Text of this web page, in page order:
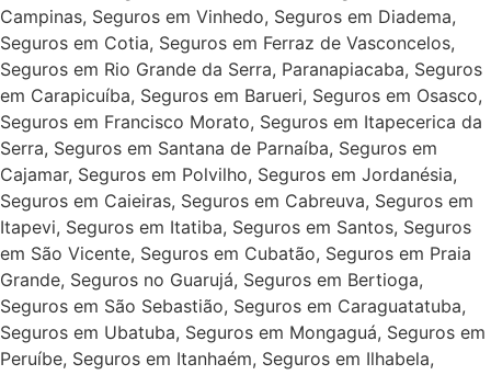
Campinas, Seguros em Vinhedo, Seguros em Diadema,
Seguros em Cotia, Seguros em Ferraz de Vasconcelos,
Seguros em Rio Grande da Serra, Paranapiacaba, Seguros
em Carapicuíba, Seguros em Barueri, Seguros em Osasco,
Seguros em Francisco Morato, Seguros em Itapecerica da
Serra, Seguros em Santana de Parnaíba, Seguros em
Cajamar, Seguros em Polvilho, Seguros em Jordanésia,
Seguros em Caieiras, Seguros em Cabreuva, Seguros em
Itapevi, Seguros em Itatiba, Seguros em Santos, Seguros
em São Vicente, Seguros em Cubatão, Seguros em Praia
Grande, Seguros no Guarujá, Seguros em Bertioga,
Seguros em São Sebastião, Seguros em Caraguatatuba,
Seguros em Ubatuba, Seguros em Mongaguá, Seguros em
Peruíbe, Seguros em Itanhaém, Seguros em Ilhabela,